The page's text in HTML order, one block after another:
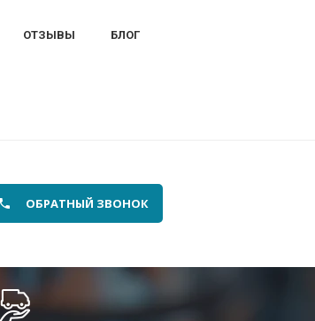
ОТЗЫВЫ БЛОГ
ОБРАТНЫЙ ЗВОНОК